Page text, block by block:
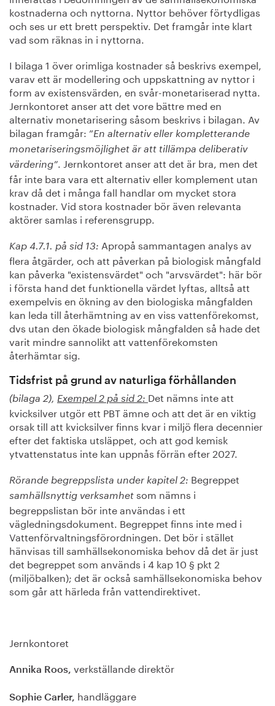
kostnaderna och nyttorna. Nyttor behöver förtydligas
och ses ur ett brett perspektiv. Det framgår inte klart
vad som räknas in i nyttorna.
I bilaga 1 över orimliga kostnader så beskrivs exempel,
varav ett är modellering och uppskattning av nyttor i
form av existensvärden, en svår-monetariserad nytta.
Jernkontoret anser att det vore bättre med en
alternativ monetarisering såsom beskrivs i bilagan. Av
bilagan framgår: ”En alternativ eller kompletterande
monetariseringsmöjlighet är att tillämpa deliberativ
värdering”. Jernkontoret anser att det är bra, men det
får inte bara vara ett alternativ eller komplement utan
krav då det i många fall handlar om mycket stora
kostnader. Vid stora kostnader bör även relevanta
aktörer samlas i referensgrupp.
Kap 4.7.1. på sid 13: Apropå sammantagen analys av
flera åtgärder, och att påverkan på biologisk mångfald
kan påverka "existensvärdet" och "arvsvärdet": här bör
i första hand det funktionella värdet lyftas, alltså att
exempelvis en ökning av den biologiska mångfalden
kan leda till återhämtning av en viss vattenförekomst,
dvs utan den ökade biologisk mångfalden så hade det
varit mindre sannolikt att vattenförekomsten
återhämtar sig.
Tidsfrist på grund av naturliga förhållanden
(bilaga 2), Exempel 2 på sid 2: Det nämns inte att
kvicksilver utgör ett PBT ämne och att det är en viktig
orsak till att kvicksilver finns kvar i miljö flera decennier
efter det faktiska utsläppet, och att god kemisk
ytvattenstatus inte kan uppnås förrän efter 2027.
Rörande begreppslista under kapitel 2: Begreppet
samhällsnyttig verksamhet som nämns i
begreppslistan bör inte användas i ett
vägledningsdokument. Begreppet finns inte med i
Vattenförvaltningsförordningen. Det bör i stället
hänvisas till samhällsekonomiska behov då det är just
det begreppet som används i 4 kap 10 § pkt 2
(miljöbalken); det är också samhällsekonomiska behov
som går att härleda från vattendirektivet.
Jernkontoret
Annika Roos, verkställande direktör
Sophie Carler, handläggare